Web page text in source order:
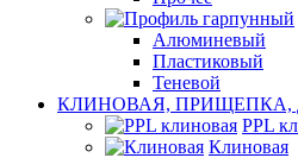
Алюминевый
Пластиковый
Теневой
КЛИНОВАЯ,
PPL
Клиновая